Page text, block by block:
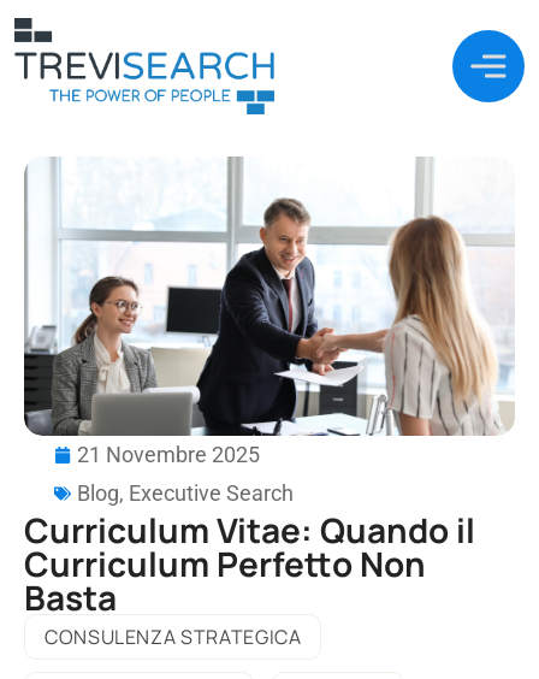
21 Novembre 2025
Blog, Executive Search
Curriculum Vitae: Quando il
Curriculum Perfetto Non
Basta
CONSULENZA STRATEGICA